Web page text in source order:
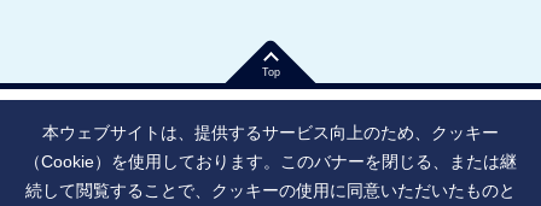
Top
法人番号：9010005023796 東京都千代田区大手町1丁目7番1号
本ウェブサイトは、提供するサービス向上のため、クッキー
（Cookie）を使用しております。このバナーを閉じる、または継
続して閲覧することで、クッキーの使用に同意いただいたものと